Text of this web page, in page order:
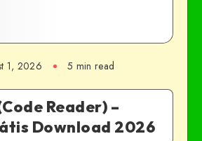
1, 2026 5 min read
Reader) –
Download 2026